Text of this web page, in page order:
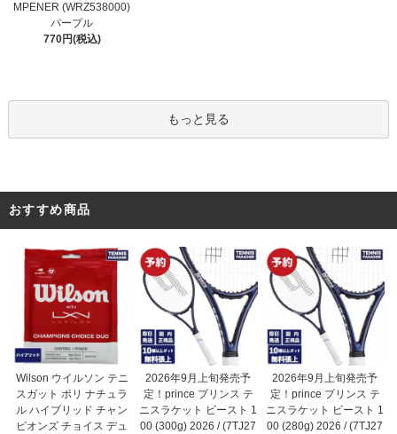
MPENER (WRZ538000)
パープル
770円(税込)
もっと見る
おすすめ商品
Wilson ウイルソン テニ
スガット ポリ ナチュラ
ル ハイブリッド チャン
ピオンズ チョイス デュ
2026年9月上旬発売予
定！prince プリンス テ
ニスラケット ビースト 1
00 (300g) 2026 / (7TJ27
2026年9月上旬発売予
定！prince プリンス テ
ニスラケット ビースト 1
00 (280g) 2026 / (7TJ27